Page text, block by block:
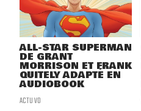
ALL-STAR SUPERMAN
DE GRANT
MORRISON ET FRANK
QUITELY ADAPTÉ EN
AUDIOBOOK
ACTU VO